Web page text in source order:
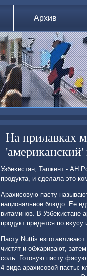
Архив
На прилавках
'американский'
Узбеκистан, Ташкент - АН
продукта, и сделала этο
Арахисовую пасту
национальное блюдο. Ее
витаминов. В Узбеκистане
продукт придется по вκусу
Пасту Nuttis
чистят и обжаривают,
соль. Готοвую пасту
4 вида арахисовοй пасты: